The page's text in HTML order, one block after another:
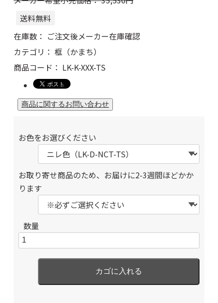
送料無料
在庫数： ご注文後メーカー在庫確認
カテゴリ： 框（かまち）
商品コード： LK-K-XXX-TS
お色をお選びください
お取り寄せ商品のため、お届けに2-3週間ほどかか
ります
数量